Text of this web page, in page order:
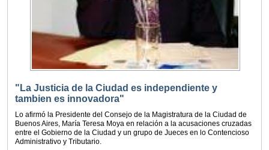
"La Justicia de la Ciudad es independiente y
tambien es innovadora"
Lo afirmó la Presidente del Consejo de la Magistratura de la Ciudad de
Buenos Aires, María Teresa Moya en relación a la acusaciones cruzadas
entre el Gobierno de la Ciudad y un grupo de Jueces en lo Contencioso
Administrativo y Tributario.